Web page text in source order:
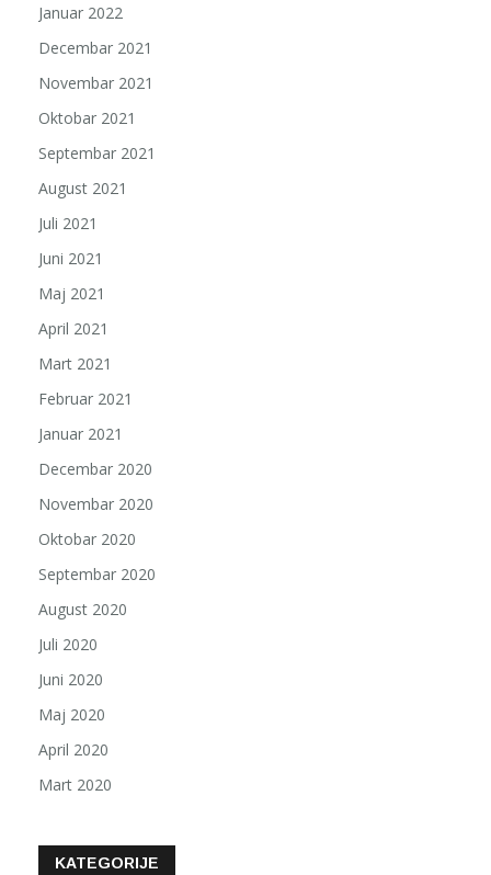
Januar 2022
Decembar 2021
Novembar 2021
Oktobar 2021
Septembar 2021
August 2021
Juli 2021
Juni 2021
Maj 2021
April 2021
Mart 2021
Februar 2021
Januar 2021
Decembar 2020
Novembar 2020
Oktobar 2020
Septembar 2020
August 2020
Juli 2020
Juni 2020
Maj 2020
April 2020
Mart 2020
KATEGORIJE